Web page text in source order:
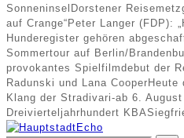
Sonneninsel Dorstener
auf Crange“ Peter Langer (FDP):
Hunderegister gehören
Sommertour auf Berlin/
provokantes Spielfilmdebut der
Radunski und Lana Cooper Heute
Klang der Stradivari-ab 6.
Dreivierteljahrhundert KBA